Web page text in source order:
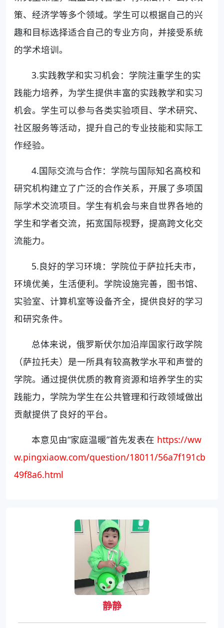
策、经济学等多个领域。学生可以根据自己的兴
趣和目标选择适合自己的专业方向，并接受系统
的学术培训。
3.实践教学和实习机会：学院注重学生的实
践能力培养，为学生提供丰富的实践教学和实习
机会。学生可以参与各类实验项目、学术研究、
社区服务等活动，提升自己的专业技能和实际工
作经验。
4.国际交流与合作：学院与国际知名高校和
研究机构建立了广泛的合作关系，开展了多项国
际学术交流项目。学生有机会与来自世界各地的
学生和学者交流，拓宽国际视野，提高跨文化交
流能力。
5.良好的学习环境：学院位于萨拉托夫市，
环境优美，生活便利。学院设施完善，图书馆、
实验室、计算机室等设备齐全，提供良好的学习
和研究条件。
总体来说，俄罗斯伏尔加沿岸国家行政学院
（萨拉托夫）是一所具有较高教学水平和声誉的
学院。通过提供优质的教育资源和培养学生的实
践能力，学院为学生在公共管理和行政领域做出
贡献提供了良好的平台。
本意见由“家庭温暖”首先发表在 https://ww
w.pingxiaow.com/question/18011/56a7f191cb
49f8a6.html
静静